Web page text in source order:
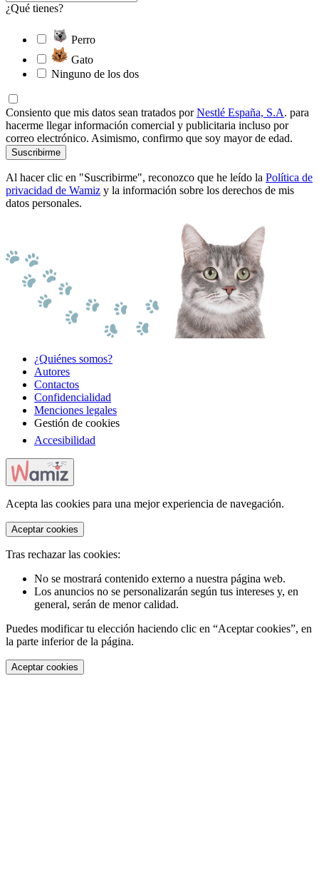
¿Qué tienes?
Perro
Gato
Ninguno de los dos
Consiento que mis datos sean tratados porNestlé España, S.A. para
hacerme llegar información comercial y publicitaria incluso por
correo electrónico. Asimismo, confirmo que soy mayor de edad.
Suscribirme
Al hacer clic en "Suscribirme", reconozco que he leído la Política de
privacidad de Wamiz y la información sobre los derechos de mis
datos personales.
¿Quiénes somos?
Autores
Contactos
Confidencialidad
Menciones legales
Gestión de cookies
Accesibilidad
Acepta las cookies para una mejor experiencia de navegación.
Aceptar cookies
Tras rechazar las cookies:
No se mostrará contenido externo a nuestra página web.
Los anuncios no se personalizarán según tus intereses y, en
general, serán de menor calidad.
Puedes modificar tu elección haciendo clic en “Aceptar cookies”, en
la parte inferior de la página.
Aceptar cookies